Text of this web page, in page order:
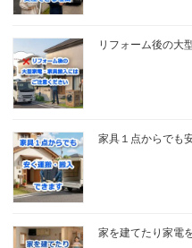
リフォーム後の大
家具１点からでも
家を建てたり家電